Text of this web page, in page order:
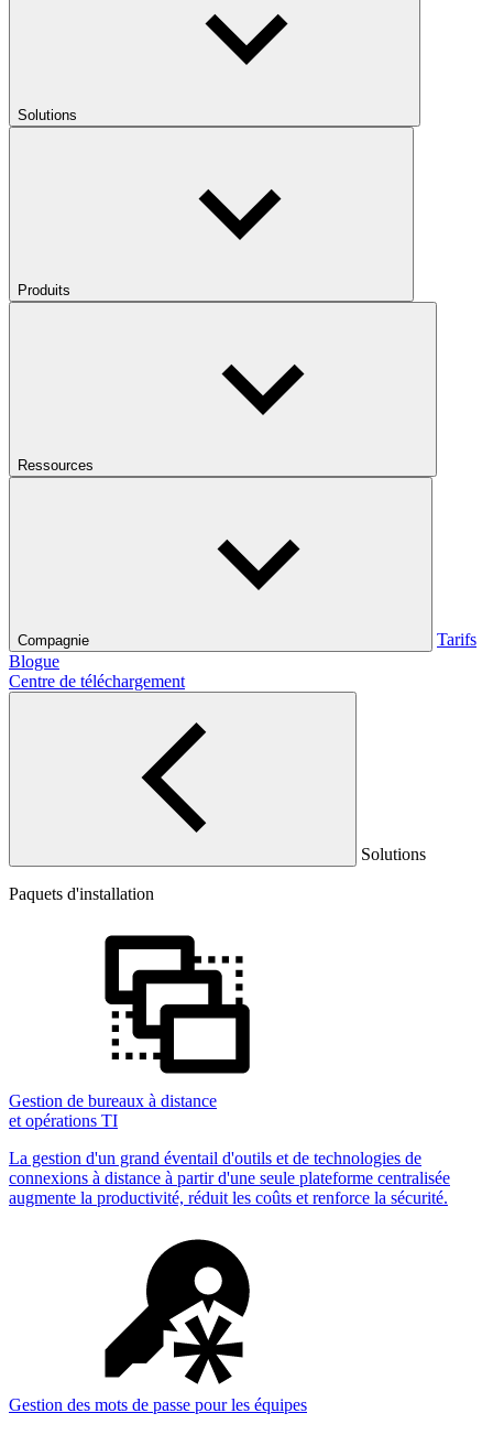
Solutions
Produits
Ressources
Compagnie
Tarifs
Blogue
Centre de téléchargement
Solutions
Paquets d'installation
Gestion de bureaux à distance
et opérations TI
La gestion d'un grand éventail d'outils et de technologies de
connexions à distance à partir d'une seule plateforme centralisée
augmente la productivité, réduit les coûts et renforce la sécurité.
Gestion des mots de passe pour les équipes